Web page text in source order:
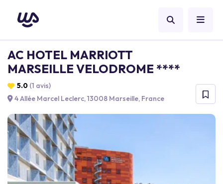
AC HOTEL MARRIOTT
MARSEILLE VELODROME ****
5.0 (1 avis)
4 Allée Marcel Leclerc, 13008 Marseille, France